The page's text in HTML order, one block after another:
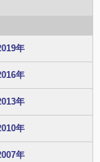
年
年
年
年
年